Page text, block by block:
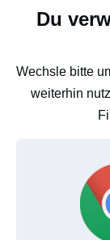
Du
Wechsle bitte
weiterhin